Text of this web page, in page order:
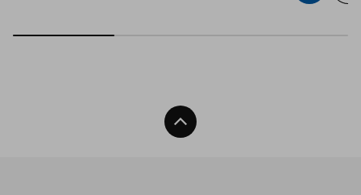
Нагоре